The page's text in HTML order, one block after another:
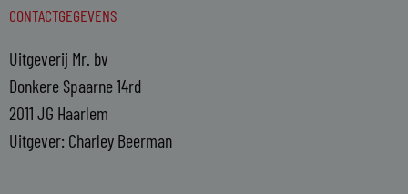
CONTACTGEGEVENS
Uitgeverij Mr. bv
Donkere Spaarne 14rd
2011 JG Haarlem
Uitgever: Charley Beerman